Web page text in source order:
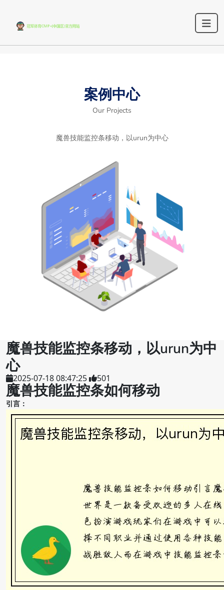
案例中心
Our Projects
魔兽技能监控条移动，以urun为中心
魔兽技能监控条移动，以urun为中
心
2025-07-18 08:47:25 501
魔兽技能监控条如何移动
引言：